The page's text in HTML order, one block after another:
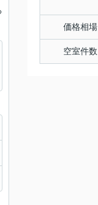
価格相場
空室件数